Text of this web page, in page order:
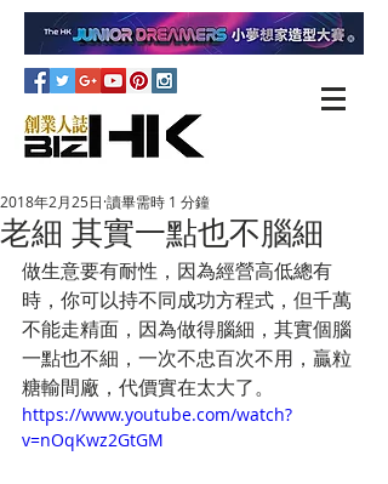
老細 其實一點也不腦細
2018年2月25日 讀畢需時 1 分鐘
做生意要有耐性，因為經營高低總有
時，你可以持不同成功方程式，但千萬
不能走精面，因為做得腦細，其實個腦
一點也不細，一次不忠百次不用，贏粒
糖輸間廠，代價實在太大了。
https://www.youtube.com/watch?
v=nOqKwz2GtGM